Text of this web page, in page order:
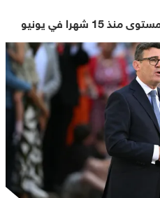
شهرا في يونيو